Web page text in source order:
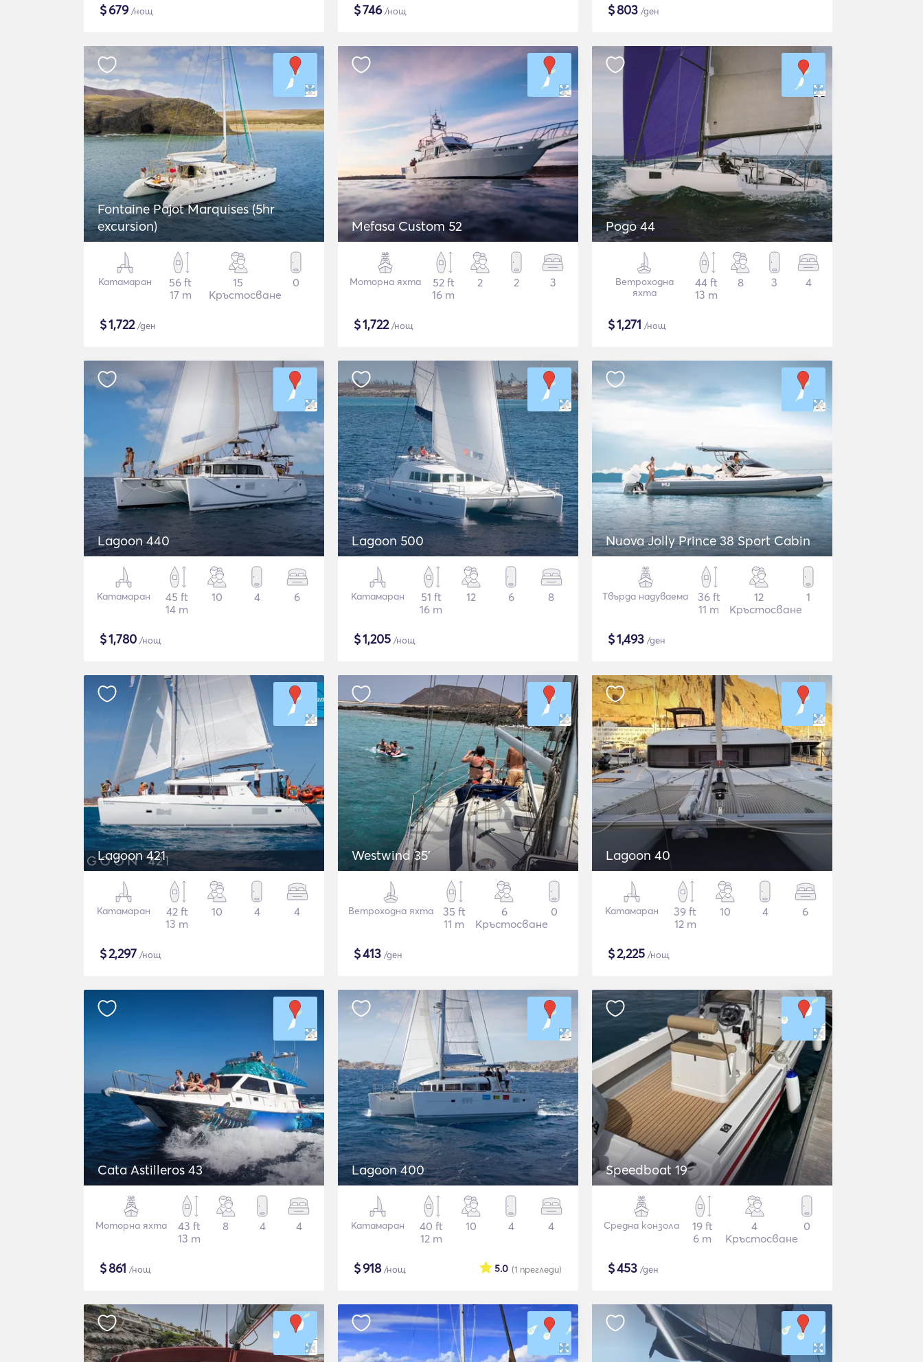
$679/нощ $746/нощ $803 /ден
Fontaine Pajot Marquises (5hr
excursion)
Катамаран
56 ft
17 m
15
Кръстосване
0
$1,722/ден
Mefasa Custom 52
Моторна яхта
52 ft
16 m
2 2 3
$1,722/нощ
Pogo 44
Ветроходна
яхта
44 ft
13 m
8 3 4
$1,271 /нощ
Lagoon 440
Катамаран
45 ft
14 m
10 4 6
$1,780 /нощ
Lagoon 500
Катамаран
51 ft
16 m
12 6 8
$1,205 /нощ
Nuova Jolly Prince 38 Sport Cabin
Твърда надуваема
36 ft
11 m
12
Кръстосване
1
$1,493 /ден
Lagoon 421
Катамаран
42 ft
13 m
10 4 4
$2,297 /нощ
Westwind 35'
Ветроходна яхта
35 ft
11 m
6
Кръстосване
0
$413 /ден
Lagoon 40
Катамаран
39 ft
12 m
10 4 6
$2,225 /нощ
Cata Astilleros 43
Моторна яхта
43 ft
13 m
8 4 4
$861 /нощ
Lagoon 400
Катамаран
40 ft
12 m
10 4 4
$918/нощ (1 прегледи)
5.0
Speedboat 19
Средна конзола
19 ft
6 m
4
Кръстосване
0
$453 /ден